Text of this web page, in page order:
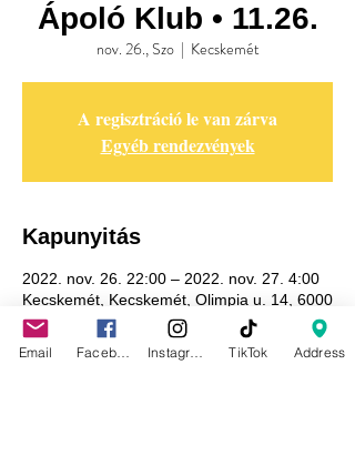
Ápoló Klub • 11.26.
nov. 26., Szo
  |
Kecskemét
A regisztráció le van zárva
Egyéb rendezvények
Kapunyitás
2022. nov. 26. 22:00 – 2022. nov. 27. 4:00
Kecskemét, Kecskemét, Olimpia u. 14, 6000
Hungary
Email TikTok Address